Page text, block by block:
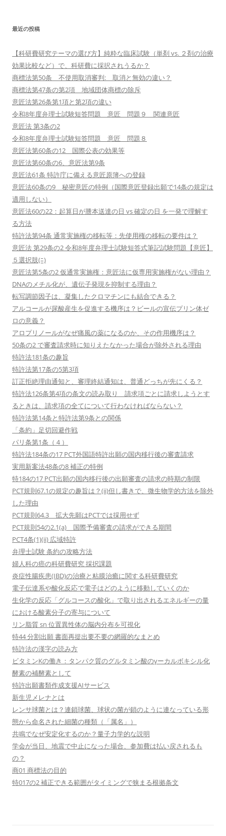
最近の投稿
【科研費研究テーマの選び方】純粋な臨床試験（単剤 vs. ２剤の治療
効果比較など）で、科研費に採択されうるか？
商標法第50条 不使用取消審判: 取消と無効の違い？
商標法第47条の第2項 地域団体商標の除斥
意匠法第26条第1項と第2項の違い
令和8年度弁理士試験短答問題 意匠 問題９ 関連意匠
意匠法 第3条の2
令和8年度弁理士試験短答問題 意匠 問題８
意匠法第60条の12 国際公表の効果等
意匠法第60条の6、意匠法第9条
意匠法61条 特許庁に備える意匠原簿への登録
意匠法60条の9 秘密意匠の特例（国際意匠登録出願で14条の規定は
適用しない）
意匠法60の22：起算日が謄本送達の日 vs 確定の日 を一発で理解す
る方法
特許法第94条 通常実施権の移転等：先使用権の移転の要件は？
意匠法 第29条の2 令和8年度弁理士試験短答式筆記試験問題【意匠】
５選択肢(ﾆ)
意匠法第5条の2 仮通常実施権：意匠法に仮専用実施権がない理由？
DNAのメチル化が、遺伝子発現を抑制する理由？
転写調節因子は、凝集したクロマチンにも結合できる？
アルコールが尿酸産生を促進する機序は？ビールの宣伝プリン体ゼ
ロの意義？
アロプリノールがなぜ痛風の薬になるのか、その作用機序は？
50条の2 で審査請求時に知りえたなかった場合が除外される理由
特許法181条の趣旨
特許法第17条の5第3項
訂正拒絶理由通知と、審理終結通知は、普通どっちが先にくる？
特許法126条第4項の条文の読み取り 請求項ごとに請求しようとす
るときは、請求項の全てについて行わなければならない？
特許法第14条と特許法第9条との関係
「条約」足切回避作戦
パリ条第1条（４）
特許法184条の17 PCT外国語特許出願の国内移行後の審査請求
実用新案法48条の8 補正の特例
特184の17 PCT出願の国内移行後の出願審査の請求の時期の制限
PCT規則67.1の規定の趣旨は？(ii)但し書きで、微生物学的方法を除外
した理由
PCT規則64.3 拡大先願はPCTでは採用せず
PCT規則54の2.1(a) 国際予備審査の請求ができる期間
PCT4条(1)(ii) 広域特許
弁理士試験 条約の攻略方法
婦人科の癌の科研費研究 採択課題
炎症性腸疾患(IBD)の治療と粘膜治癒に関する科研費研究
電子伝達系や酸化反応で電子はどのように移動していくのか
生化学の反応「グルコースの酸化」で取り出されるエネルギーの量
における酸素分子の寄与について
リン脂質 sn 位置異性体の脳内分布を可視化
特44 分割出願 書面再提出要不要の網羅的なまとめ
特許法の漢字の読み方
ビタミンKの働き：タンパク質のグルタミン酸のγーカルボキシル化
酵素の補酵素として
特許出願書類作成支援AIサービス
新生児メレナとは
レンサ球菌とは？連鎖球菌、球状の菌が鎖のように連なっている形
態から命名された細菌の種類（「属名」）
共鳴でなぜ安定化するのか？量子力学的な説明
学会が当日、地震で中止になった場合、参加費は払い戻されるも
の？
商01 商標法の目的
特017の2 補正できる範囲がタイミングで狭まる根拠条文